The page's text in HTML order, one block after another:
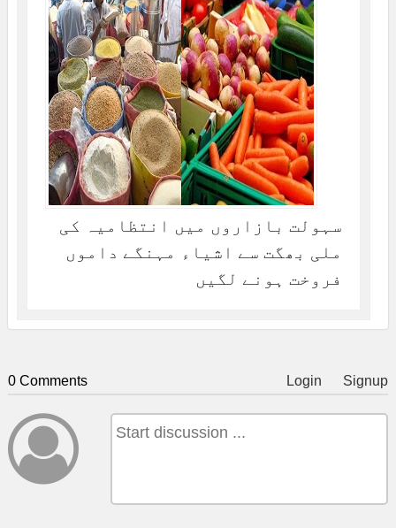
سہولت بازاروں میں انتظامیہ کی
ملی بھگت سے اشیاء مہنگے داموں
فروخت ہونے لگیں
0 Comments Login Signup